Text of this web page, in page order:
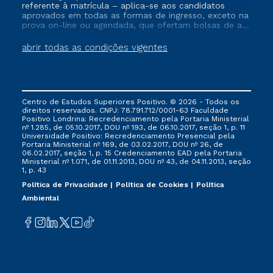
abrir todas as condições vigentes
referente à matrícula – aplica-se aos candidatos
aprovados em todas as formas de ingresso, exceto na
prova on-line ou agendada, que ofertam bolsas de até
vigente, que ainda não tenham efetivado e/ou não
tenham cancelado ou trancado sua matrícula em uma
via FIES, Prouni e outros programas governamentais, e
não se acumula com nenhuma outra campanha
ofertada pela Instituição.
Centro de Estudos Superiores Positivo. © 2026 - Todos os
direitos reservados. CNPJ: 78.791.712/0001-63 Faculdade
Positivo Londrina: Recredenciamento pela Portaria Ministerial
nº 1.285, de 05.10.2017, DOU nº 193, de 06.10.2017, seção 1, p. 11
Universidade Positivo: Recredenciamento Presencial ​pela
Portaria Ministerial nº 169, de 03.02.2017, DOU nº 26, de
06.02.2017, seção 1, p. 15 Credenciamento EAD pela Portaria
Ministerial nº 1.071, de 01.11.2013, DOU nº 43, de 04.11.2013, seção
1, p. 43
Política de Privacidade
Política de Cookies
Política
Ambiental